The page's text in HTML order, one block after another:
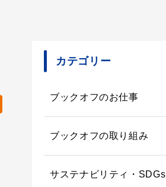
カテゴリー
ブックオフのお仕事
ブックオフの取り組み
サステナビリティ・SDGs